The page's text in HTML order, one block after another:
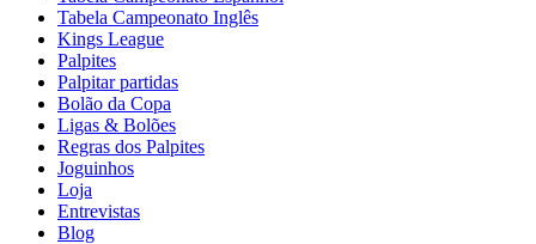
Tabela Campeonato Inglês
Kings League
Palpites
Palpitar partidas
Bolão da Copa
Ligas & Bolões
Regras dos Palpites
Joguinhos
Loja
Entrevistas
Blog